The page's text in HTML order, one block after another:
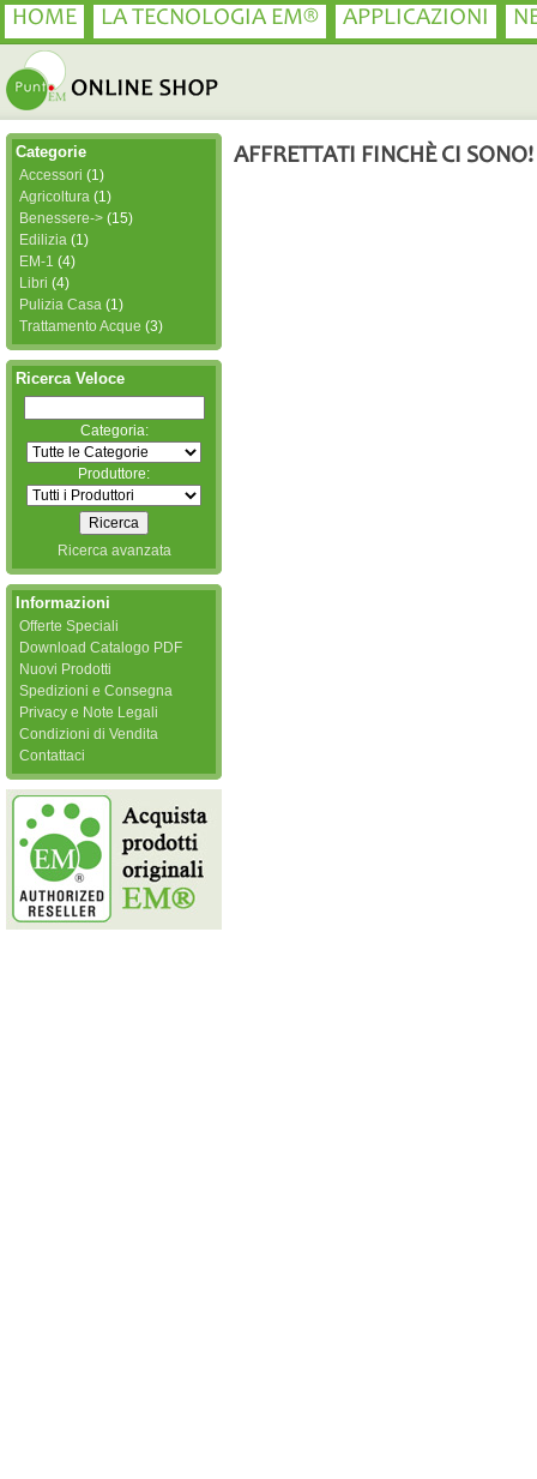
HOME LA TECNOLOGIA EM® APPLICAZIONI
AFFRETTATI FINCHÈ CI SONO!
Categorie
Accessori (1)
Agricoltura (1)
Benessere-> (15)
Edilizia (1)
EM-1 (4)
Libri (4)
Pulizia Casa (1)
Trattamento Acque (3)
Ricerca Veloce
Categoria:
Produttore:
Ricerca avanzata
Informazioni
Offerte Speciali
Download Catalogo PDF
Nuovi Prodotti
Spedizioni e Consegna
Privacy e Note Legali
Condizioni di Vendita
Contattaci